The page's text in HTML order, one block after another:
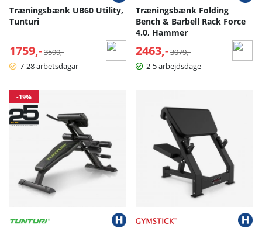
Træningsbænk UB60 Utility,
Tunturi
1759,- Normalpris:
3599,-
7-28 arbetsdagar
Træningsbænk Folding
Bench & Barbell Rack Force
4.0, Hammer
2463,- Normalpris:
3079,-
2-5 arbejdsdage
-19%